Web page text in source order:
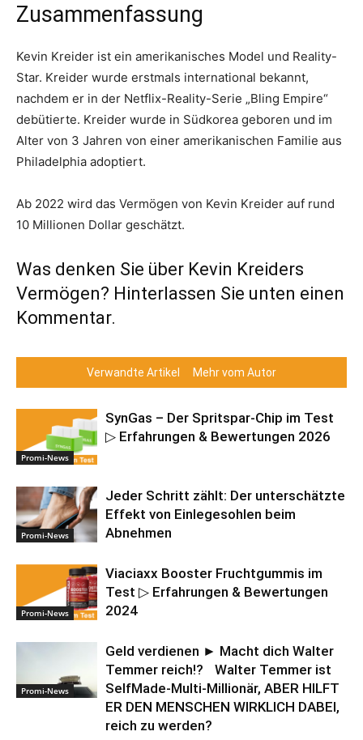
Zusammenfassung
Kevin Kreider ist ein amerikanisches Model und Reality-
Star. Kreider wurde erstmals international bekannt,
nachdem er in der Netflix-Reality-Serie „Bling Empire“
debütierte. Kreider wurde in Südkorea geboren und im
Alter von 3 Jahren von einer amerikanischen Familie aus
Philadelphia adoptiert.
Ab 2022 wird das Vermögen von Kevin Kreider auf rund
10 Millionen Dollar geschätzt.
Was denken Sie über Kevin Kreiders
Vermögen? Hinterlassen Sie unten einen
Kommentar.
Verwandte Artikel Mehr vom Autor
Promi-News
SynGas – Der Spritspar-Chip im Test
▷ Erfahrungen & Bewertungen 2026
Promi-News
Jeder Schritt zählt: Der unterschätzte
Effekt von Einlegesohlen beim
Abnehmen
Promi-News
Viaciaxx Booster Fruchtgummis im
Test ▷ Erfahrungen & Bewertungen
2024
Promi-News
Geld verdienen ► Macht dich Walter
Temmer reich!? Walter Temmer ist
SelfMade-Multi-Millionär, ABER HILFT
ER DEN MENSCHEN WIRKLICH DABEI,
reich zu werden?